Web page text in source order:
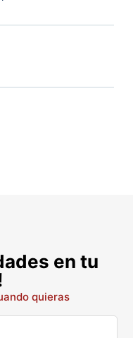
en tu
quieras